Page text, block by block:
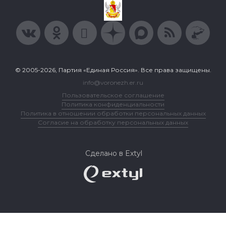
© 2005-2026, Партия «Единая Россия». Все права защищены.
info@voronezh.er.ru
Пользовательское соглашение
Политика конфиденциальности
Политика в отношении обработки персональных данных
Согласие на обработку персональных данных
Сделано в Extyl